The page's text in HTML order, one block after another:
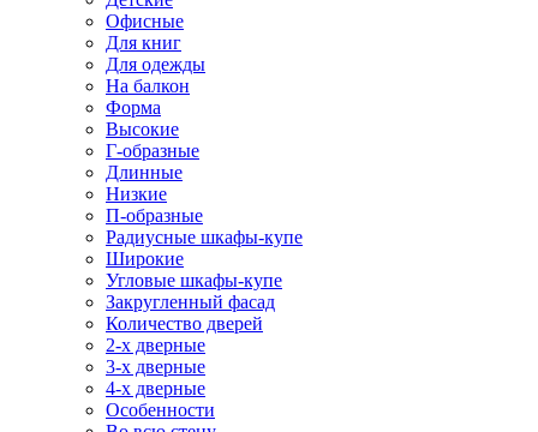
Офисные
Для книг
Для одежды
На балкон
Форма
Высокие
Г-образные
Длинные
Низкие
П-образные
Радиусные шкафы-купе
Широкие
Угловые шкафы-купе
Закругленный фасад
Количество дверей
2-х дверные
3-х дверные
4-х дверные
Особенности